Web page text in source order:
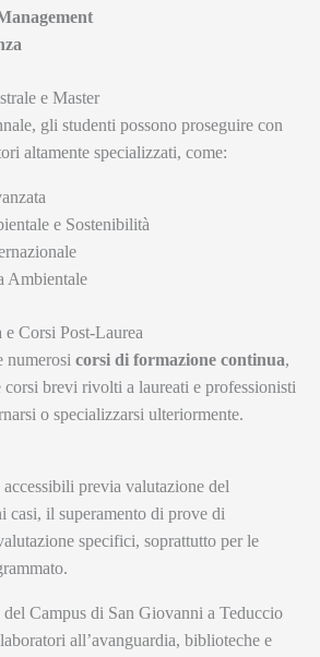
e Master
gli studenti possono proseguire con
altamente specializzati, come:
e Sostenibilità
Ambientale
Corsi Post-Laurea
numerosi corsi di formazione continua,
corsi brevi rivolti a laureati e professionisti
o specializzarsi ulteriormente.
previa valutazione del
casi, il superamento di prove di
specifici, soprattutto per le
Campus di San Giovanni a Teduccio
all’avanguardia, biblioteche e